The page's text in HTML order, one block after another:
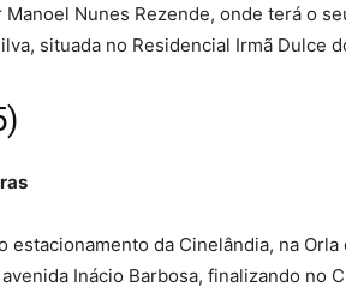
Nunes Rezende, onde terá o
situada no Residencial Irmã Dulce
estacionamento da Cinelândia, na
Inácio Barbosa, finalizando no